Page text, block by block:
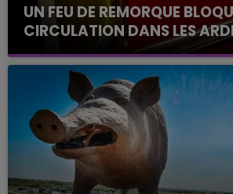
UN FEU DE REMORQUE
CIRCULATION DANS LES
Un feu de remorque s'est
fin de matinée sur l'A34.